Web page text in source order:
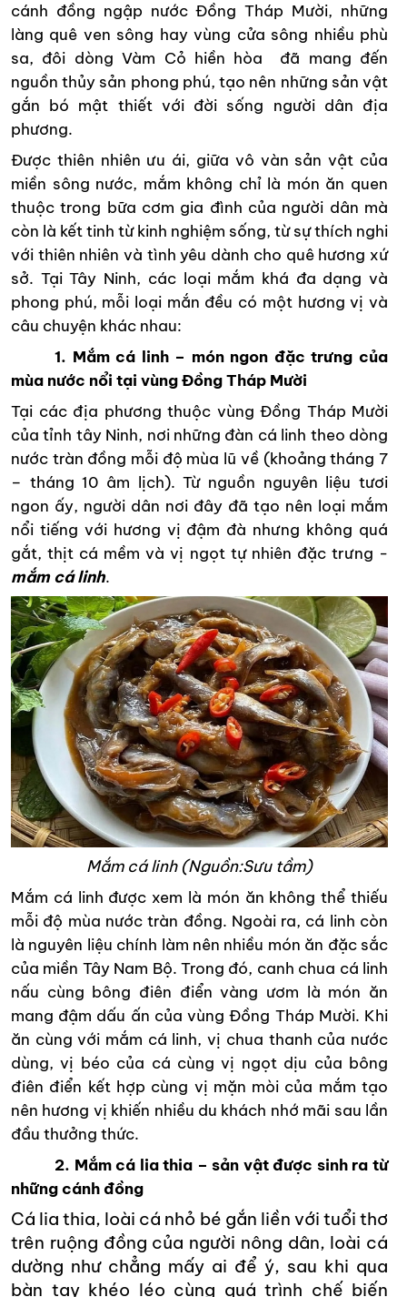
cánh đồng ngập nước Đồng Tháp Mười, những
làng quê ven sông hay vùng cửa sông nhiều phù
sa, đôi dòng Vàm Cỏ hiền hòa đã mang đến
nguồn thủy sản phong phú, tạo nên những sản vật
gắn bó mật thiết với đời sống người dân địa
phương.
Được thiên nhiên ưu ái, giữa vô vàn sản vật của
miền sông nước, mắm không chỉ là món ăn quen
thuộc trong bữa cơm gia đình của người dân mà
còn là kết tinh từ kinh nghiệm sống, từ sự thích nghi
với thiên nhiên và tình yêu dành cho quê hương xứ
sở. Tại Tây Ninh, các loại mắm khá đa dạng và
phong phú, mỗi loại mắn đều có một hương vị và
câu chuyện khác nhau:
1. Mắm cá linh – món ngon đặc trưng của
mùa nước nổi tại vùng Đồng Tháp Mười
Tại các địa phương thuộc vùng Đồng Tháp Mười
của tỉnh tây Ninh, nơi những đàn cá linh theo dòng
nước tràn đồng mỗi độ mùa lũ về (khoảng tháng 7
– tháng 10 âm lịch). Từ nguồn nguyên liệu tươi
ngon ấy, người dân nơi đây đã tạo nên loại mắm
nổi tiếng với hương vị đậm đà nhưng không quá
gắt, thịt cá mềm và vị ngọt tự nhiên đặc trưng -
mắm cá linh.
Mắm cá linh (Nguồn:Sưu tầm)
Mắm cá linh được xem là món ăn không thể thiếu
mỗi độ mùa nước tràn đồng. Ngoài ra, cá linh còn
là nguyên liệu chính làm nên nhiều món ăn đặc sắc
của miền Tây Nam Bộ. Trong đó, canh chua cá linh
nấu cùng bông điên điển vàng ươm là món ăn
mang đậm dấu ấn của vùng Đồng Tháp Mười. Khi
ăn cùng với mắm cá linh, vị chua thanh của nước
dùng, vị béo của cá cùng vị ngọt dịu của bông
điên điển kết hợp cùng vị mặn mòi của mắm tạo
nên hương vị khiến nhiều du khách nhớ mãi sau lần
đầu thưởng thức.
2. Mắm cá lia thia – sản vật được sinh ra từ
những cánh đồng
Cá lia thia, loài cá nhỏ bé gắn liền với tuổi thơ
trên ruộng đồng của người nông dân, loài cá
dường như chẳng mấy ai để ý, sau khi qua
bàn tay khéo léo cùng quá trình chế biến